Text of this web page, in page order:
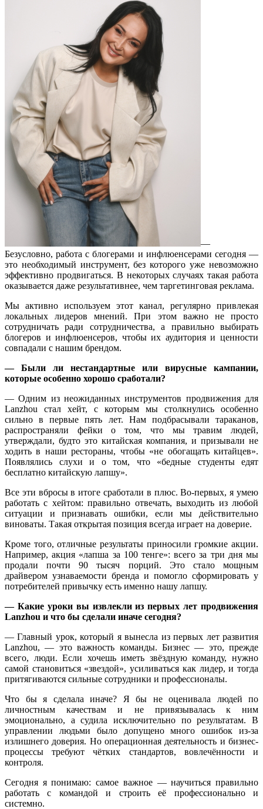
—
Безусловно, работа с блогерами и инфлюенсерами сегодня —
это необходимый инструмент, без которого уже невозможно
эффективно продвигаться. В некоторых случаях такая работа
оказывается даже результативнее, чем таргетинговая реклама.
Мы активно используем этот канал, регулярно привлекая
локальных лидеров мнений. При этом важно не просто
сотрудничать ради сотрудничества, а правильно выбирать
блогеров и инфлюенсеров, чтобы их аудитория и ценности
совпадали с нашим брендом.
— Были ли нестандартные или вирусные кампании,
которые особенно хорошо сработали?
— Одним из неожиданных инструментов продвижения для
Lanzhou стал хейт, с которым мы столкнулись особенно
сильно в первые пять лет. Нам подбрасывали тараканов,
распространяли фейки о том, что мы травим людей,
утверждали, будто это китайская компания, и призывали не
ходить в наши рестораны, чтобы «не обогащать китайцев».
Появлялись слухи и о том, что «бедные студенты едят
бесплатно китайскую лапшу».
Все эти вбросы в итоге сработали в плюс. Во-первых, я умею
работать с хейтом: правильно отвечать, выходить из любой
ситуации и признавать ошибки, если мы действительно
виноваты. Такая открытая позиция всегда играет на доверие.
Кроме того, отличные результаты приносили громкие акции.
Например, акция «лапша за 100 тенге»: всего за три дня мы
продали почти 90 тысяч порций. Это стало мощным
драйвером узнаваемости бренда и помогло сформировать у
потребителей привычку есть именно нашу лапшу.
— Какие уроки вы извлекли из первых лет продвижения
Lanzhou и что бы сделали иначе сегодня?
— Главный урок, который я вынесла из первых лет развития
Lanzhou, — это важность команды. Бизнес — это, прежде
всего, люди. Если хочешь иметь звёздную команду, нужно
самой становиться «звездой», усиливаться как лидер, и тогда
притягиваются сильные сотрудники и профессионалы.
Что бы я сделала иначе? Я бы не оценивала людей по
личностным качествам и не привязывалась к ним
эмоционально, а судила исключительно по результатам. В
управлении людьми было допущено много ошибок из-за
излишнего доверия. Но операционная деятельность и бизнес-
процессы требуют чётких стандартов, вовлечённости и
контроля.
Сегодня я понимаю: самое важное — научиться правильно
работать с командой и строить её профессионально и
системно.